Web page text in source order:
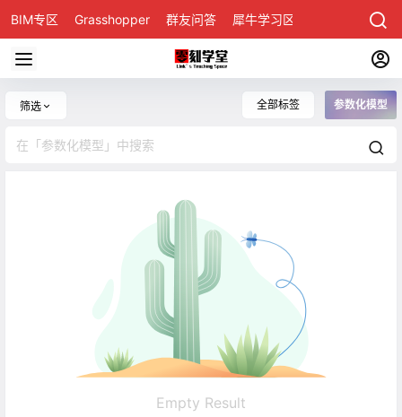
BIM专区 Grasshopper 群友问答 犀牛学习区
筛选 全部标签 参数化模型
Empty Result